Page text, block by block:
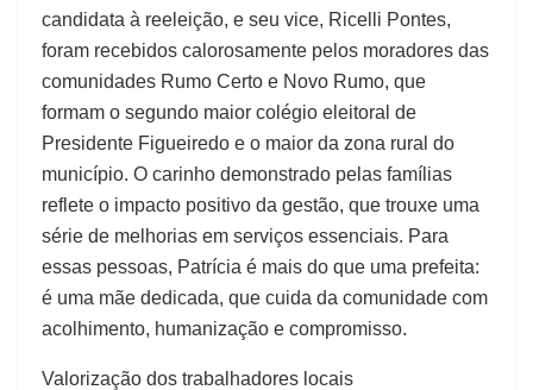
candidata à reeleição, e seu vice, Ricelli Pontes,
foram recebidos calorosamente pelos moradores das
comunidades Rumo Certo e Novo Rumo, que
formam o segundo maior colégio eleitoral de
Presidente Figueiredo e o maior da zona rural do
município. O carinho demonstrado pelas famílias
reflete o impacto positivo da gestão, que trouxe uma
série de melhorias em serviços essenciais. Para
essas pessoas, Patrícia é mais do que uma prefeita:
é uma mãe dedicada, que cuida da comunidade com
acolhimento, humanização e compromisso.
Valorização dos trabalhadores locais